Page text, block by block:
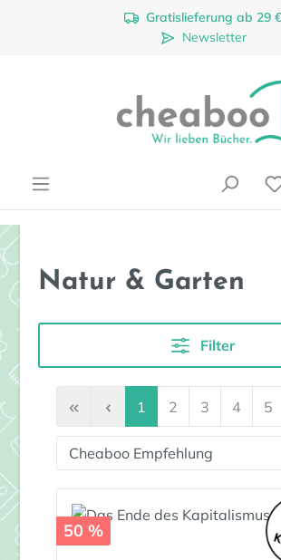
Zum Hauptinhalt springenGratislieferung ab 29 €
Newsletter
Natur & Garten
Filter
Seite
1 Seite
2 Seite
3 Seite
4 5
50 %